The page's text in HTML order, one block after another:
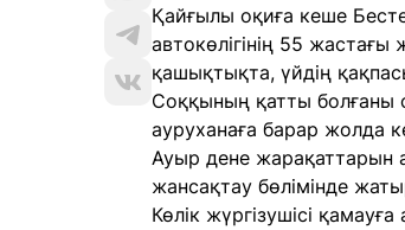
Қайғылы оқиға кеше
автокөлігінің 55 жастағы
қашықтықта, үйдің
Соққының қатты болғаны
ауруханаға барар жолда
Ауыр дене жарақаттарын
жансақтау бөлімінде
Көлік жүргізушісі